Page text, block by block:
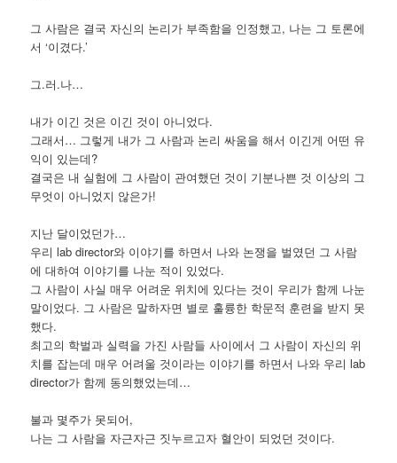
그 사람은 결국 자신의 논리가 부족함을 인정했고, 나는 그 토론에
서 ‘이겼다.’
그.러.나…
내가 이긴 것은 이긴 것이 아니었다.
그래서… 그렇게 내가 그 사람과 논리 싸움을 해서 이긴게 어떤 유
익이 있는데?
결국은 내 실험에 그 사람이 관여했던 것이 기분나쁜 것 이상의 그
무엇이 아니었지 않은가!
지난 달이었던가…
우리 lab director와 이야기를 하면서 나와 논쟁을 벌였던 그 사람
에 대하여 이야기를 나눈 적이 있었다.
그 사람이 사실 매우 어려운 위치에 있다는 것이 우리가 함께 나눈
말이었다. 그 사람은 말하자면 별로 훌륭한 학문적 훈련을 받지 못
했다.
최고의 학벌과 실력을 가진 사람들 사이에서 그 사람이 자신의 위
치를 잡는데 매우 어려울 것이라는 이야기를 하면서 나와 우리 lab
director가 함께 동의했었는데…
불과 몇주가 못되어,
나는 그 사람을 자근자근 짓누르고자 혈안이 되었던 것이다.